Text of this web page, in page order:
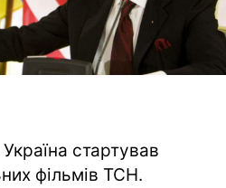
стартував
фільмів ТСН.